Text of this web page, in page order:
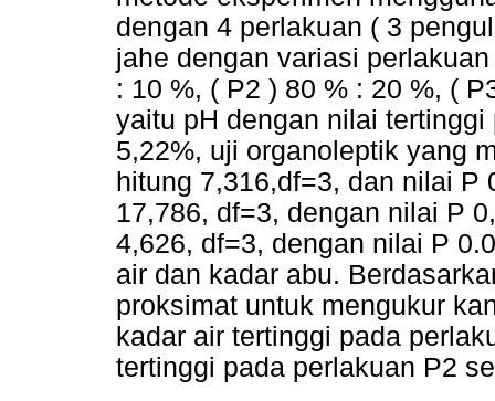
dengan 4 perlakuan ( 3
jahe dengan variasi
: 10 %, ( P2 ) 80 % : 20 %, (
yaitu pH dengan nilai
5,22%, uji organoleptik yang
hitung 7,316,df=3, dan nilai P
17,786, df=3, dengan nilai P
4,626, df=3, dengan nilai P
air dan kadar abu.
proksimat untuk mengukur
kadar air tertinggi pada
tertinggi pada perlakuan P2